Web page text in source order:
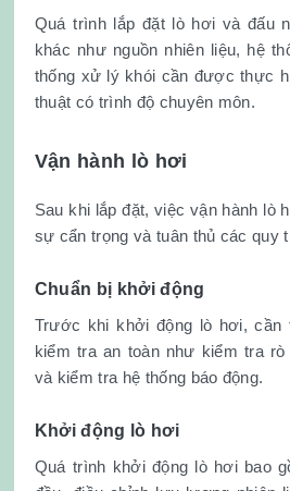
Quá trình lắp đặt lò hơi và đấu
khác như nguồn nhiên liệu, hệ
thống xử lý khói cần được thực
thuật có trình độ chuyên môn.
Vận hành lò hơi
Sau khi lắp đặt, việc vận hành lò
sự cẩn trọng và tuân thủ các quy
Chuẩn bị khởi động
Trước khi khởi động lò hơi, cần
kiểm tra an toàn như kiểm tra
và kiểm tra hệ thống báo động.
Khởi động lò hơi
Quá trình khởi động lò hơi bao